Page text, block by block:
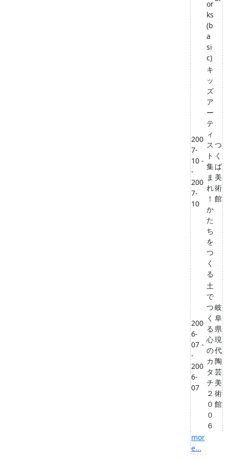
or
ks
(b
a
si
c)
200
7-
10 -
-
200
7-
10
キ
ッ
ズ
ア
ー
テ
ィ
ス
ト
集
ま
れ
！
か
た
ち
を
つ
く
る
つ
く
ば
美
術
館
200
6-
07 -
-
200
6-
07
土
で
つ
く
る
心
の
カ
タ
チ
２
０
０
６
岐
阜
県
現
代
陶
芸
美
術
館
mor
e...